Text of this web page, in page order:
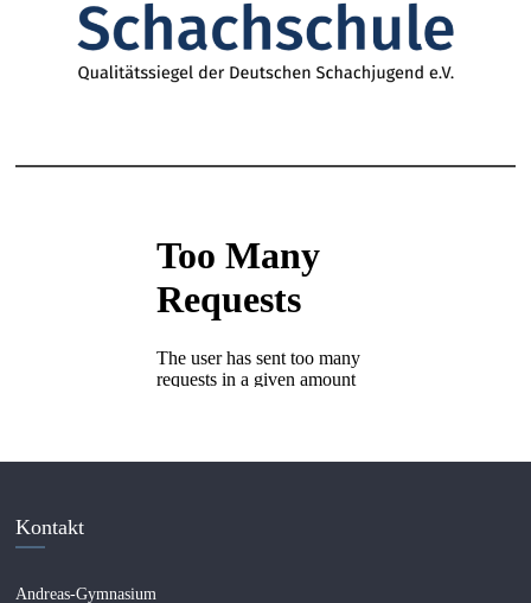
Kontakt
Andreas-Gymnasium